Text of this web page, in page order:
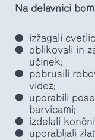
Na delavnici
izžagali
oblikovali in
učinek;
pobrusili
videz;
uporabili
barvicami;
izdelali
uporabljali